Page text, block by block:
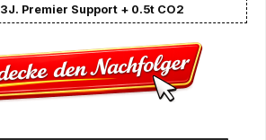
3J. Premier Support + 0.5t CO2